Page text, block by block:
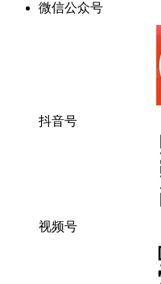
微信公众号
抖音号
视频号